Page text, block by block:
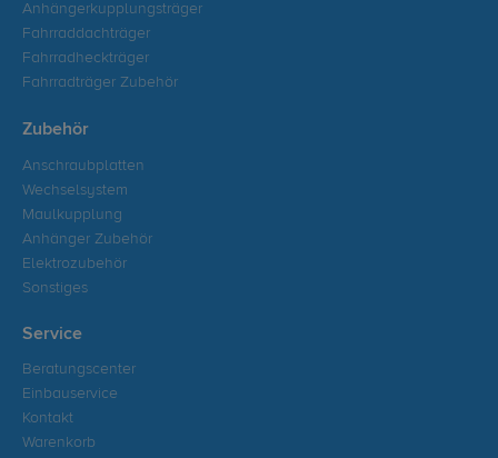
Anhängerkupplungsträger
Fahrraddachträger
Fahrradheckträger
Fahrradträger Zubehör
Zubehör
Anschraubplatten
Wechselsystem
Maulkupplung
Anhänger Zubehör
Elektrozubehör
Sonstiges
Service
Beratungscenter
Einbauservice
Kontakt
Warenkorb